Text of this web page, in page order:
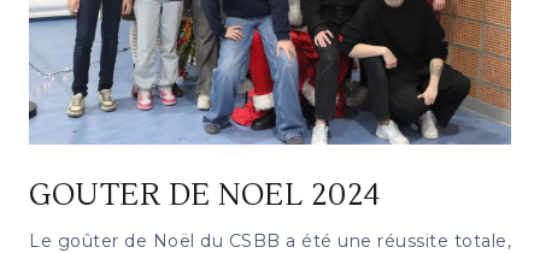
FRISSONS
!
GOUTER DE NOEL 2024
Le goûter de Noël du CSBB a été une réussite totale,